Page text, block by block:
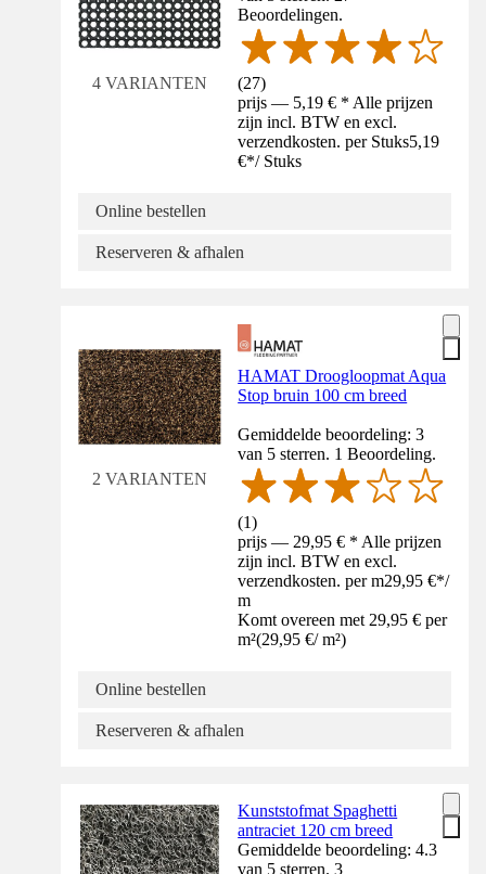
4 VARIANTEN
Beoordelingen.
(27)
prijs — 5,19 € * Alle prijzen
zijn incl. BTW en excl.
verzendkosten. per Stuks5,19
€*/ Stuks
Online bestellen
Reserveren & afhalen
2 VARIANTEN
HAMAT Droogloopmat Aqua
Stop bruin 100 cm breed
Gemiddelde beoordeling: 3
van 5 sterren. 1 Beoordeling.
(1)
prijs — 29,95 € * Alle prijzen
zijn incl. BTW en excl.
verzendkosten. per m29,95 €*/
m
Komt overeen met 29,95 € per
m²(29,95 €/ m²)
Online bestellen
Reserveren & afhalen
Kunststofmat Spaghetti
antraciet 120 cm breed
Gemiddelde beoordeling: 4.3
van 5 sterren. 3